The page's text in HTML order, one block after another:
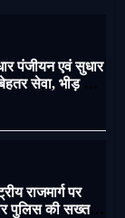
पंजीयन एवं सुधार
सेवा, भीड़ से
राजमार्ग पर
पुलिस की सख्त